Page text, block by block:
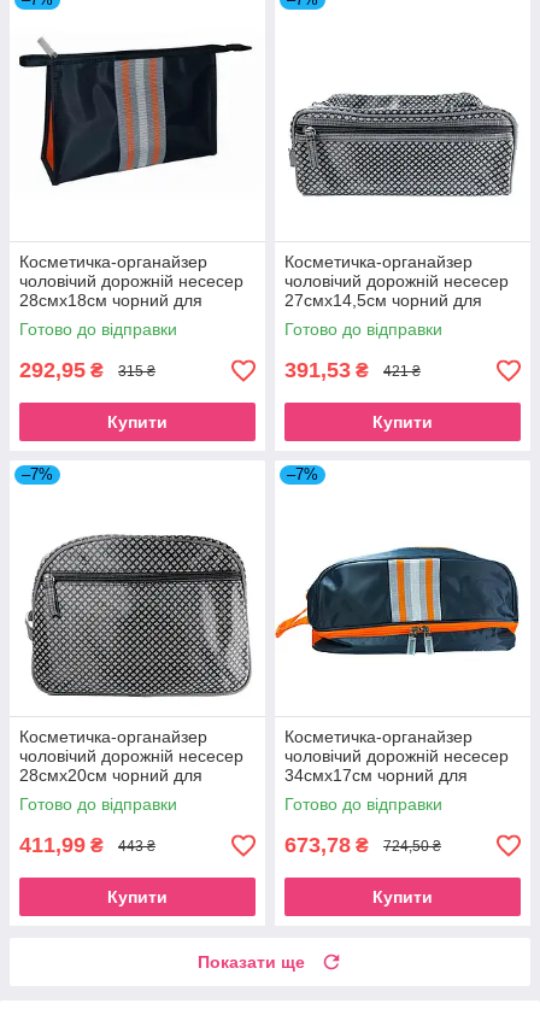
Косметичка-органайзер
чоловічий дорожній несесер
28смх18см чорний для
туалетного приладдя Beauty
Luxury
Готово до відправки
292,95 ₴ 315 ₴
Купити
Косметичка-органайзер
чоловічий дорожній несесер
27смх14,5см чорний для
туалетного приладдя Beauty
Luxury
Готово до відправки
391,53 ₴ 421 ₴
Купити
–7%
Косметичка-органайзер
чоловічий дорожній несесер
28смх20см чорний для
туалетного приладдя Beauty
Luxury
Готово до відправки
411,99 ₴ 443 ₴
Купити
–7%
Косметичка-органайзер
чоловічий дорожній несесер
34смх17см чорний для
туалетного приладдя Beauty
Luxury
Готово до відправки
673,78 ₴ 724,50 ₴
Купити
Показати ще